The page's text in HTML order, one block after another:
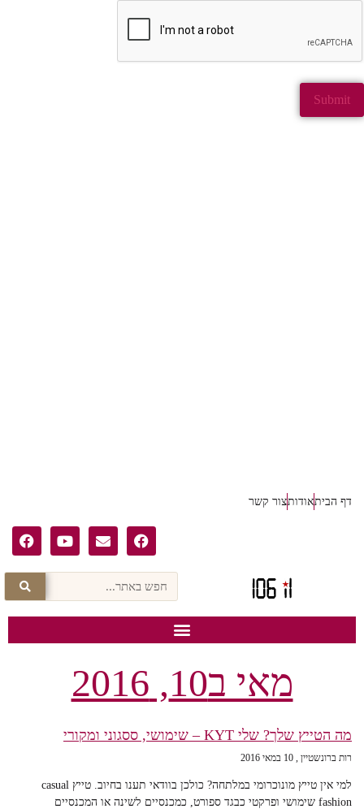
דף הביתאודותצור קשר
מאי ב10, 2016
מה הטייץ שלך? שלי KYT – שימושי, ססגוני ומקורי
רות ברונשטיין 10 במאי 2016
למי אין טייץ מונוכרומי במלתחה? כולכן בוודאי תענו בחיוב. טייץ casual
fashion שימושי ופרקטי כבגד ספורט, כמכנסיים לשינה או המכנסיים